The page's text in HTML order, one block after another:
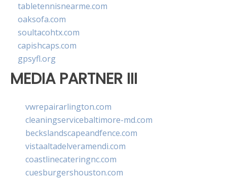
tabletennisnearme.com
oaksofa.com
soultacohtx.com
capishcaps.com
gpsyfl.org
MEDIA PARTNER III
vwrepairarlington.com
cleaningservicebaltimore-md.com
beckslandscapeandfence.com
vistaaltadelveramendi.com
coastlinecateringnc.com
cuesburgershouston.com